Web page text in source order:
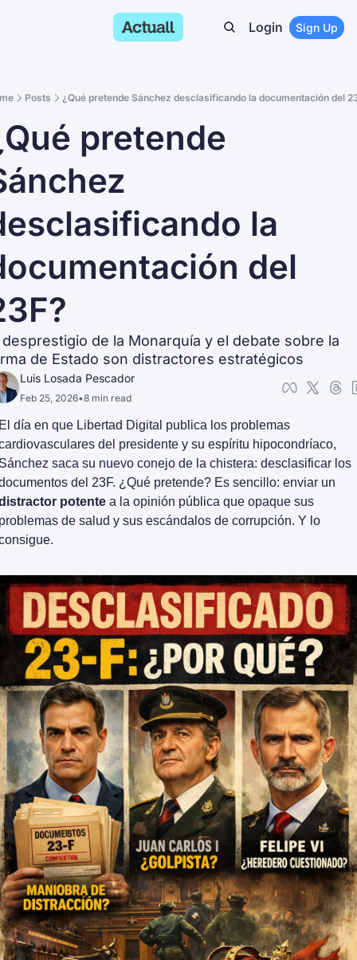
Login Sign Up
Posts ¿Qué pretende Sánchez desclasificando la documentación del
pretende
la
del
desprestigio de la Monarquía y el debate sobre la
de Estado son distractores estratégicos
Luis Losada Pescador
Feb 25, 2026•8 min read
día en que Libertad Digital publica los problemas
del presidente y su espíritu hipocondríaco,
saca su nuevo conejo de la chistera: desclasificar los
potente a la opinión pública que opaque sus
de salud y sus escándalos de corrupción. Y lo